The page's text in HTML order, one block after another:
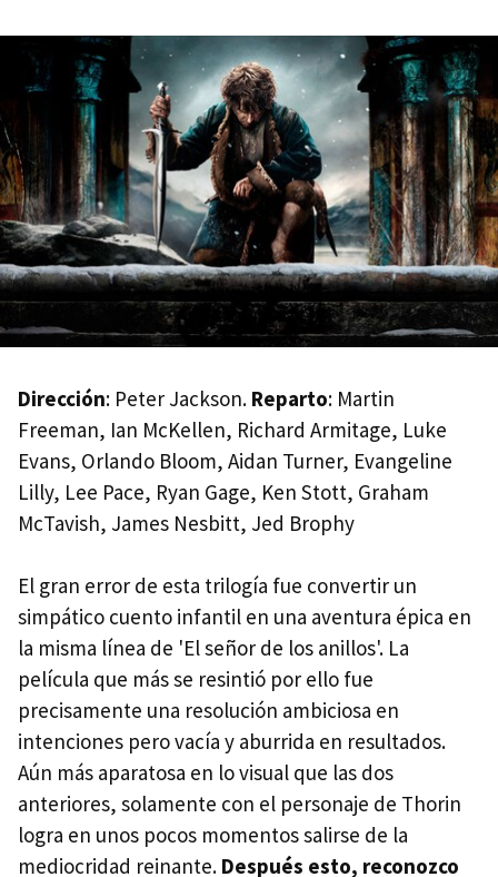
Dirección: Peter Jackson. Reparto: Martin
Freeman, Ian McKellen, Richard Armitage, Luke
Evans, Orlando Bloom, Aidan Turner, Evangeline
Lilly, Lee Pace, Ryan Gage, Ken Stott, Graham
McTavish, James Nesbitt, Jed Brophy
El gran error de esta trilogía fue convertir un
simpático cuento infantil en una aventura épica en
la misma línea de 'El señor de los anillos'. La
película que más se resintió por ello fue
precisamente una resolución ambiciosa en
intenciones pero vacía y aburrida en resultados.
Aún más aparatosa en lo visual que las dos
anteriores, solamente con el personaje de Thorin
logra en unos pocos momentos salirse de la
mediocridad reinante. Después esto, reconozco